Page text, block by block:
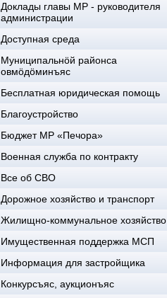
Доклады главы МР - руководителя
администрации
Доступная среда
Муниципальнöй районса
овмöдöминъяс
Бесплатная юридическая помощь
Благоустройство
Бюджет МР «Печора»
Военная служба по контракту
Все об СВО
Дорожное хозяйство и транспорт
Жилищно-коммунальное хозяйство
Имущественная поддержка МСП
Информация для застройщика
Конкурсъяс, аукционъяс